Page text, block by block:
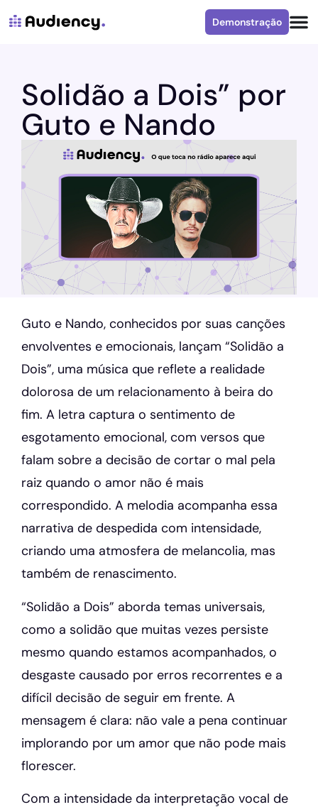
Demonstração
Solidão a Dois” por
Guto e Nando
Guto e Nando, conhecidos por suas canções
envolventes e emocionais, lançam “Solidão a
Dois”, uma música que reflete a realidade
dolorosa de um relacionamento à beira do
fim. A letra captura o sentimento de
esgotamento emocional, com versos que
falam sobre a decisão de cortar o mal pela
raiz quando o amor não é mais
correspondido. A melodia acompanha essa
narrativa de despedida com intensidade,
criando uma atmosfera de melancolia, mas
também de renascimento.
“Solidão a Dois” aborda temas universais,
como a solidão que muitas vezes persiste
mesmo quando estamos acompanhados, o
desgaste causado por erros recorrentes e a
difícil decisão de seguir em frente. A
mensagem é clara: não vale a pena continuar
implorando por um amor que não pode mais
florescer.
Com a intensidade da interpretação vocal de